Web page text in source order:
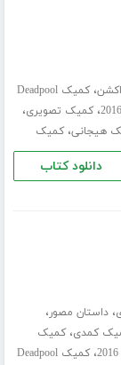
،
کمیک Deadpool
،کمیک تصویری،
هیجانی،کمیک
دانلود کتاب
،داستان مصور،
کمدی،کمیک
،
کمیک Deadpool